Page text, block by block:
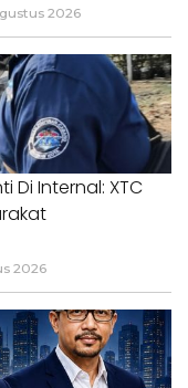
2026
Di Internal: XTC
2026